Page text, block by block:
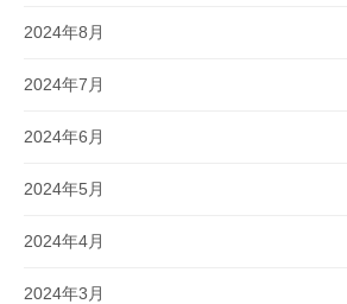
2024年8月
2024年7月
2024年6月
2024年5月
2024年4月
2024年3月